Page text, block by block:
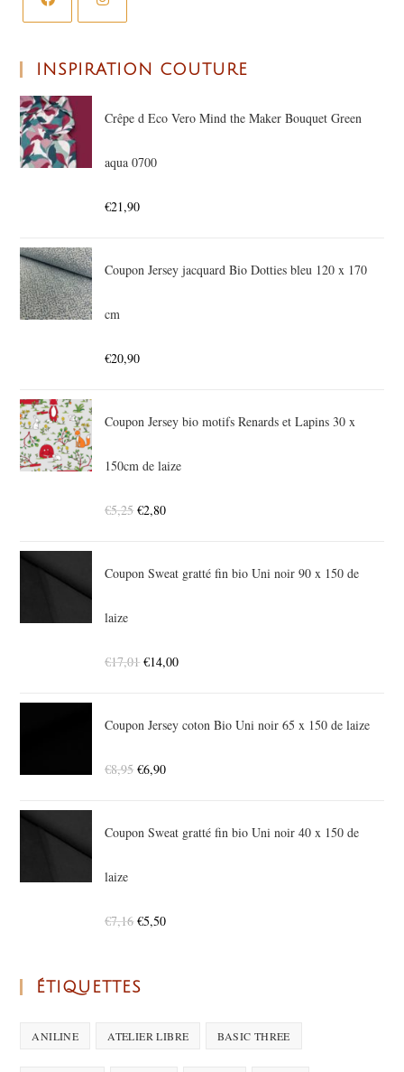
INSPIRATION COUTURE
Crêpe d Eco Vero Mind the Maker Bouquet Green
aqua 0700
€21,90
Coupon Jersey jacquard Bio Dotties bleu 120 x 170
cm
€20,90
Coupon Jersey bio motifs Renards et Lapins 30 x
150cm de laize
€5,25 €2,80
Coupon Sweat gratté fin bio Uni noir 90 x 150 de
laize
€17,01 €14,00
Coupon Jersey coton Bio Uni noir 65 x 150 de laize
€8,95 €6,90
Coupon Sweat gratté fin bio Uni noir 40 x 150 de
laize
€7,16 €5,50
ÉTIQUETTES
ANILINE ATELIER LIBRE BASIC THREE